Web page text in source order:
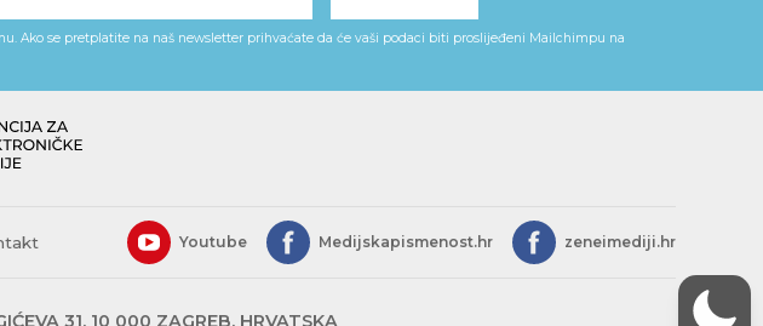
Ako se pretplatite na naš newsletter prihvaćate da će vaši podaci biti proslijeđeni Mailchimpu na
Youtube Medijskapismenost.hr zeneimediji.hr
31, 10 000 ZAGREB, HRVATSKA